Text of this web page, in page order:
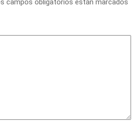
campos obligatorios están marcados